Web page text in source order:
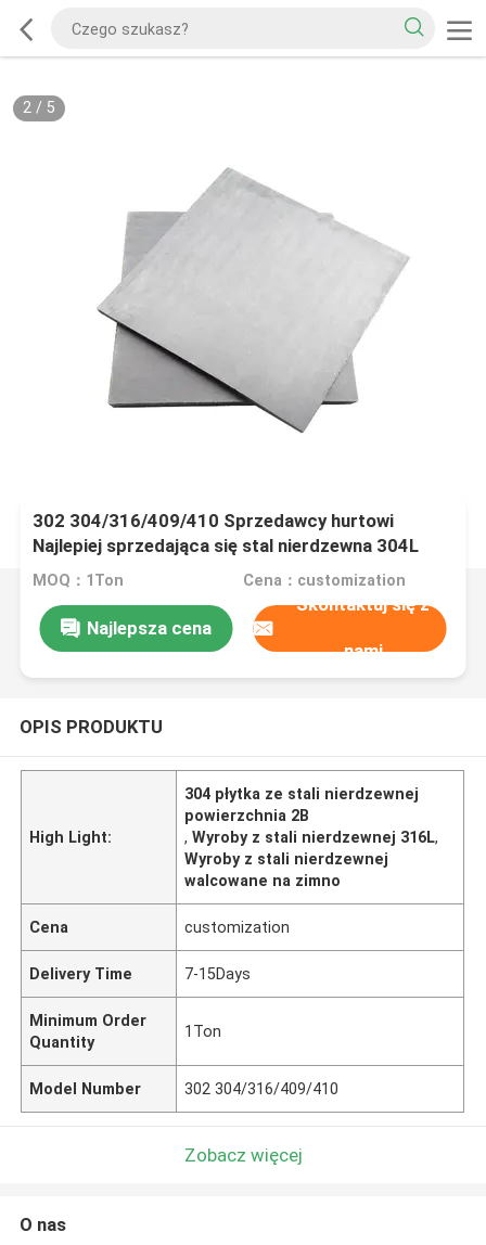
2/ 5
302 304/316/409/410 Sprzedawcy hurtowi
Najlepiej sprzedająca się stal nierdzewna 304L
316L 316Ti Płytka 2B Powierzchnia
blacha nierdzewna
MOQ：1Ton Cena：customization
Najlepsza cena
Skontaktuj się z
nami
OPIS PRODUKTU
High Light:
304 płytka ze stali nierdzewnej
powierzchnia 2B
,Wyroby z stali nierdzewnej 316L,
Wyroby z stali nierdzewnej
walcowane na zimno
Cena customization
Delivery Time 7-15Days
Minimum Order
Quantity
1Ton
Model Number 302 304/316/409/410
Zobacz więcej
O nas